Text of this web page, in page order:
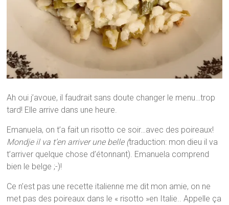
Ah oui j’avoue, il faudrait sans doute changer le menu…trop
tard! Elle arrive dans une heure.
Emanuela, on t’a fait un risotto ce soir…avec des poireaux!
Mondje il va t’en arriver une belle (traduction: mon dieu il va
t’arriver quelque chose d’étonnant). Emanuela comprend
bien le belge ;-)!
Ce n’est pas une recette italienne me dit mon amie, on ne
met pas des poireaux dans le « risotto »en Italie.. Appelle ça